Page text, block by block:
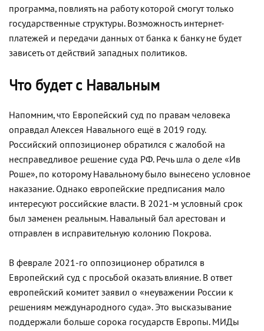
программа, повлиять на работу которой смогут только
государственные структуры. Возможность интернет-
платежей и передачи данных от банка к банку не будет
зависеть от действий западных политиков.
Что будет с Навальным
Напомним, что Европейский суд по правам человека
оправдал Алексея Навального ещё в 2019 году.
Российский оппозиционер обратился с жалобой на
несправедливое решение суда РФ. Речь шла о деле «Ив
Роше», по которому Навальному было вынесено условное
наказание. Однако европейские предписания мало
интересуют российские власти. В 2021-м условный срок
был заменен реальным. Навальный бал арестован и
отправлен в исправительную колонию Покрова.
В феврале 2021-го оппозиционер обратился в
Европейский суд с просьбой оказать влияние. В ответ
европейский комитет заявил о «неуважении России к
решениям международного суда». Это высказывание
поддержали больше сорока государств Европы. МИДы